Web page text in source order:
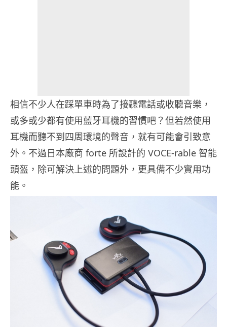
相信不少人在踩單車時為了接聽電話或收聽音樂，
或多或少都有使用藍牙耳機的習慣吧？但若然使用
耳機而聽不到四周環境的聲音，就有可能會引致意
外。不過日本廠商 forte 所設計的 VOCE-rable 智能
頭盔，除可解決上述的問題外，更具備不少實用功
能。